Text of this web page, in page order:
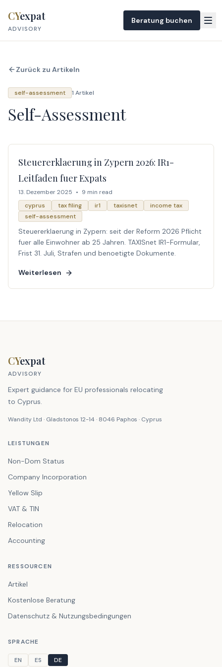
CYexpat
ADVISORY
Beratung buchen
Zurück zu Artikeln
self-assessment 1 Artikel
Self-Assessment
Steuererklaerung in Zypern 2026: IR1-
Leitfaden fuer Expats
13. Dezember 2025 • 9 min read
cyprus
tax filing ir1 taxisnet
income tax
self-assessment
Steuererklaerung in Zypern: seit der Reform 2026 Pflicht
fuer alle Einwohner ab 25 Jahren. TAXISnet IR1-Formular,
Frist 31. Juli, Strafen und benoetigte Dokumente.
Weiterlesen
CYexpat
ADVISORY
Expert guidance for EU professionals relocating
to Cyprus.
Wandity Ltd · Gladstonos 12-14 · 8046 Paphos · Cyprus
LEISTUNGEN
Non-Dom Status
Company Incorporation
Yellow Slip
VAT & TIN
Relocation
Accounting
RESSOURCEN
Artikel
Kostenlose Beratung
Datenschutz & Nutzungsbedingungen
SPRACHE
EN ES DE